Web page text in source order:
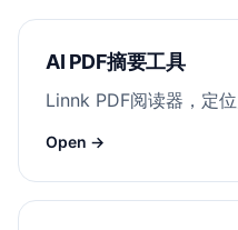
AI PDF摘要工具
Linnk PDF阅读器，定
Open →